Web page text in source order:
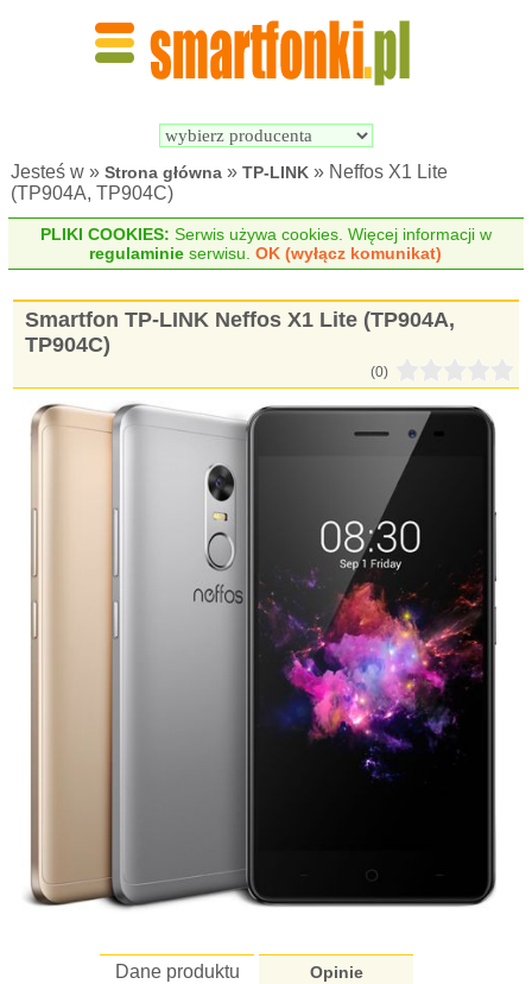
Jesteś w »Strona główna »TP-LINK » Neffos X1 Lite
(TP904A, TP904C)
PLIKI COOKIES: Serwis używa cookies. Więcej informacji w
regulaminie serwisu.OK (wyłącz komunikat)
Smartfon TP-LINK Neffos X1 Lite (TP904A,
TP904C)
(0)
Dane produktu Opinie